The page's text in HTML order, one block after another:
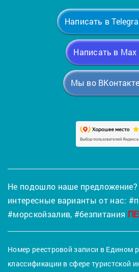
Написать в
Написать в Max
Мы во ВКонтакте
Не подошло наше предложение?
интересные варианты от нас:
#морскойзалив, #безпитания
Номер реестровой записи в Едином
классификации в сфере туристской